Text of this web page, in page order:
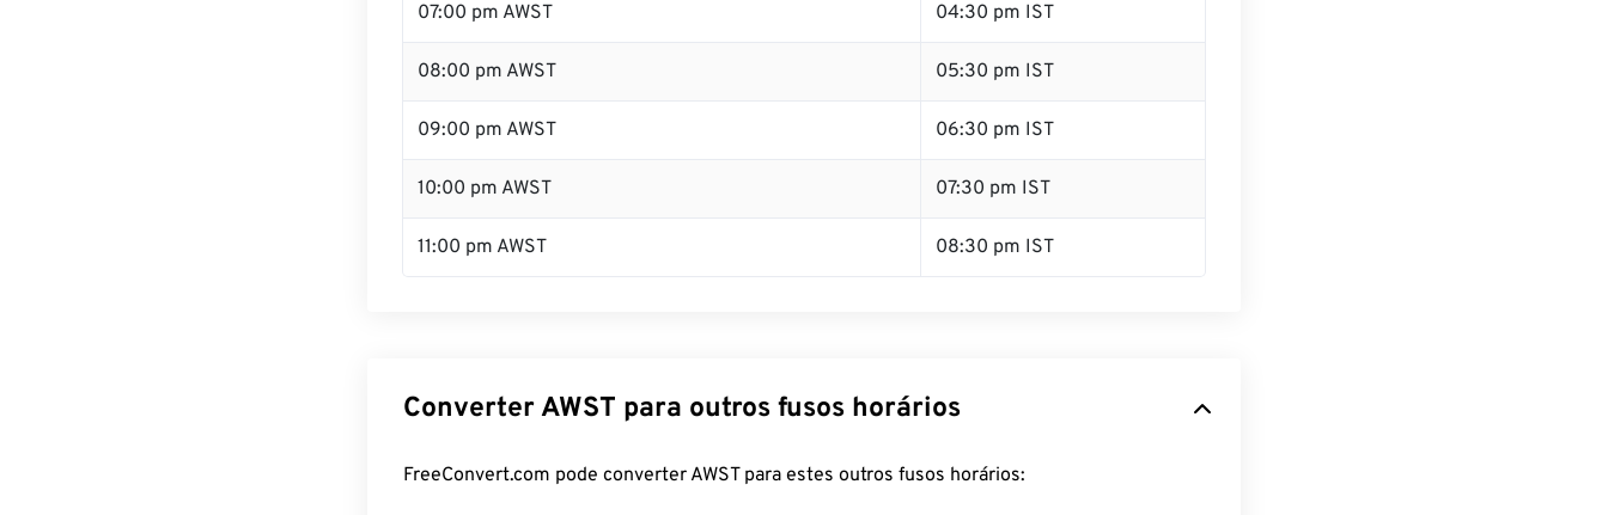
07:00 pm AWST 04:30 pm IST
08:00 pm AWST 05:30 pm IST
09:00 pm AWST 06:30 pm IST
10:00 pm AWST 07:30 pm IST
11:00 pm AWST 08:30 pm IST
Converter AWST para outros fusos horários
FreeConvert.com pode converter AWST para estes outros fusos horários: